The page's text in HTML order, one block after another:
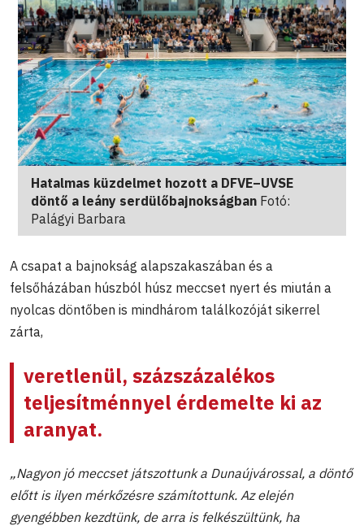
Hatalmas küzdelmet hozott a DFVE–UVSE
döntő a leány serdülőbajnokságban Fotó:
Palágyi Barbara
A csapat a bajnokság alapszakaszában és a
felsőházában húszból húsz meccset nyert és miután a
nyolcas döntőben is mindhárom találkozóját sikerrel
zárta,
veretlenül, százszázalékos
teljesítménnyel érdemelte ki az
aranyat.
„Nagyon jó meccset játszottunk a Dunaújvárossal, a döntő
előtt is ilyen mérkőzésre számítottunk. Az elején
gyengébben kezdtünk, de arra is felkészültünk, ha